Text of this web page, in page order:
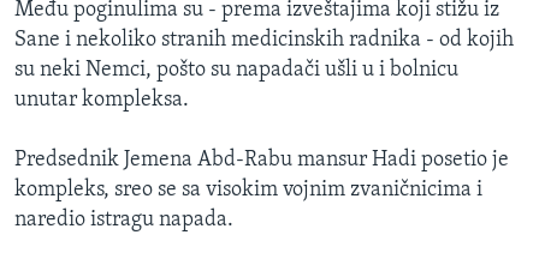
Među poginulima su - prema izveštajima koji stižu iz
Sane i nekoliko stranih medicinskih radnika - od kojih
su neki Nemci, pošto su napadači ušli u i bolnicu
unutar kompleksa.
Predsednik Jemena Abd-Rabu mansur Hadi posetio je
kompleks, sreo se sa visokim vojnim zvaničnicima i
naredio istragu napada.